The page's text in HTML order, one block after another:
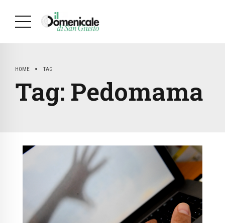
HOME TAG
Tag: Pedomama